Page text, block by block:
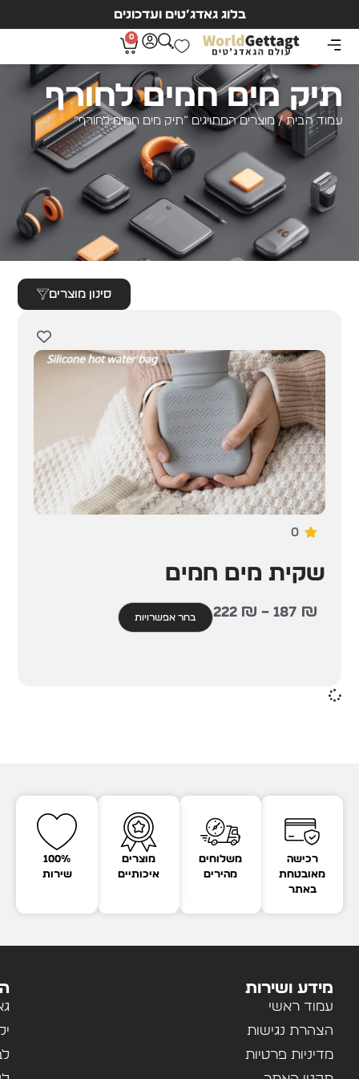
בלוג גאדג’טים ועדכונים
0
תיק מים חמים לחורף
עמוד הבית/ מוצרים המתויגים “תיק מים חמים לחורף”
סינון מוצרים
0
שקית מים חמים
187 ₪
–
222 ₪ בחר אפשרויות
רכישה
מאובטחת
באתר
משלוחים
מהירים
מוצרים
איכותיים
100%
שירות
מידע ושירות
עמוד ראשי
הצהרת נגישות
מדיניות פרטיות